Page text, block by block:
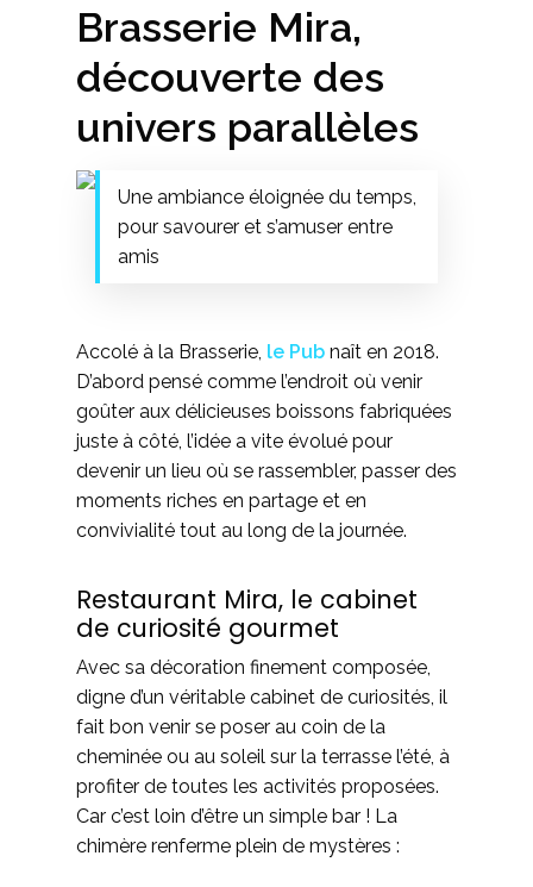
Brasserie Mira,
découverte des
univers parallèles
Une ambiance éloignée du temps,
pour savourer et s’amuser entre
amis
Accolé à la Brasserie, le Pub naît en 2018.
D’abord pensé comme l’endroit où venir
goûter aux délicieuses boissons fabriquées
juste à côté, l’idée a vite évolué pour
devenir un lieu où se rassembler, passer des
moments riches en partage et en
convivialité tout au long de la journée.
Restaurant Mira, le cabinet
de curiosité gourmet
Avec sa décoration finement composée,
digne d’un véritable cabinet de curiosités, il
fait bon venir se poser au coin de la
cheminée ou au soleil sur la terrasse l’été, à
profiter de toutes les activités proposées.
Car c’est loin d’être un simple bar ! La
chimère renferme plein de mystères :